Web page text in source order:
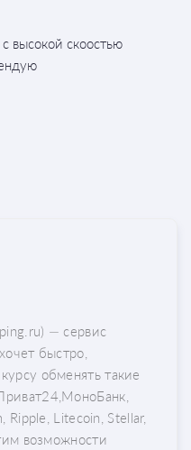
высокой скоостью
— сервис
быстро,
обменять такие
Ripple, Litecoin, Stellar,
возможности